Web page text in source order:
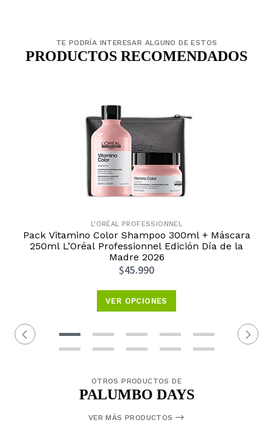
TE PODRÍA INTERESAR ALGUNO DE ESTOS
PRODUCTOS RECOMENDADOS
L'ORÉAL PROFESSIONNEL
Pack Vitamino Color Shampoo 300ml + Máscara
250ml L’Oréal Professionnel Edición Día de la
Madre 2026
$45.990
VER OPCIONES
OTROS PRODUCTOS DE
PALUMBO DAYS
VER MÁS PRODUCTOS